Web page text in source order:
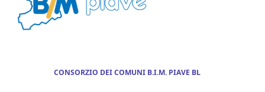
CONSORZIO DEI COMUNI B.I.M. PIAVE BL